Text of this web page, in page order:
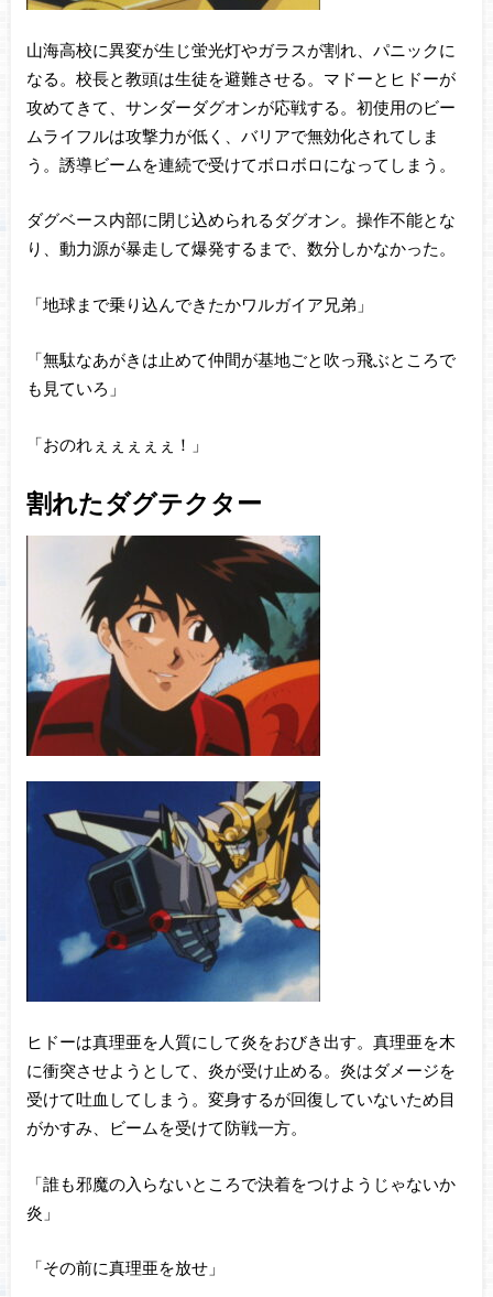
山海高校に異変が生じ蛍光灯やガラスが割れ、パニックに
なる。校長と教頭は生徒を避難させる。マドーとヒドーが
攻めてきて、サンダーダグオンが応戦する。初使用のビー
ムライフルは攻撃力が低く、バリアで無効化されてしま
う。誘導ビームを連続で受けてボロボロになってしまう。
ダグベース内部に閉じ込められるダグオン。操作不能とな
り、動力源が暴走して爆発するまで、数分しかなかった。
「地球まで乗り込んできたかワルガイア兄弟」
「無駄なあがきは止めて仲間が基地ごと吹っ飛ぶところで
も見ていろ」
「おのれぇぇぇぇぇ！」
割れたダグテクター
ヒドーは真理亜を人質にして炎をおびき出す。真理亜を木
に衝突させようとして、炎が受け止める。炎はダメージを
受けて吐血してしまう。変身するが回復していないため目
がかすみ、ビームを受けて防戦一方。
「誰も邪魔の入らないところで決着をつけようじゃないか
炎」
「その前に真理亜を放せ」